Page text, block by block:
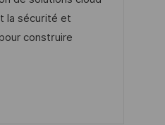
la sécurité et
construire